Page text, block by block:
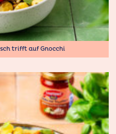
trifft auf Gnocchi